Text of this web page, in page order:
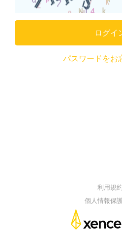
ログイ
パスワードをお
利用規約
個人情報保